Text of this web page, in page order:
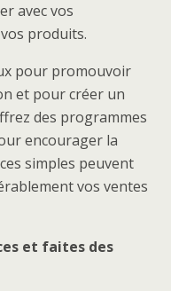
avec vos
produits.
pour promouvoir
et pour créer un
des programmes
encourager la
simples peuvent
vos ventes
et faites des